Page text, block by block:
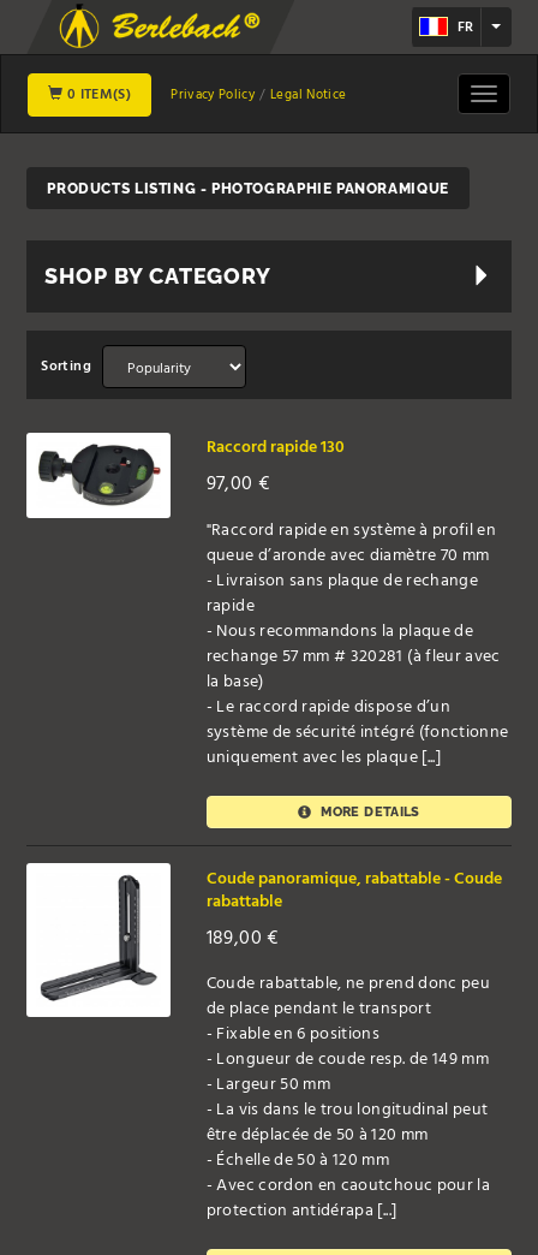
FR
0 ITEM(S) Privacy Policy Legal Notice
Toggle
PRODUCTS LISTING - PHOTOGRAPHIE PANORAMIQUE
SHOP BY CATEGORY
Sorting
Raccord rapide 130
97,00 €
"Raccord rapide en système à profil en
queue d’aronde avec diamètre 70 mm
- Livraison sans plaque de rechange
rapide
- Nous recommandons la plaque de
rechange 57 mm # 320281 (à fleur avec
la base)
- Le raccord rapide dispose d’un
système de sécurité intégré (fonctionne
uniquement avec les plaque [...]
MORE DETAILS
Coude panoramique, rabattable - Coude
rabattable
189,00€
Coude rabattable, ne prend donc peu
de place pendant le transport
- Fixable en 6 positions
- Longueur de coude resp. de 149 mm
- Largeur 50 mm
- La vis dans le trou longitudinal peut
être déplacée de 50 à 120 mm
- Échelle de 50 à 120 mm
- Avec cordon en caoutchouc pour la
protection antidérapa [...]